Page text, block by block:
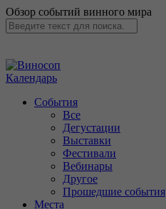
Обзор событий винного мира
Календарь
События
Все
Дегустации
Выставки
Фестивали
Вебинары
Другое
Прошедшие события
Места